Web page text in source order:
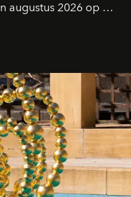
augustus 2026 op de